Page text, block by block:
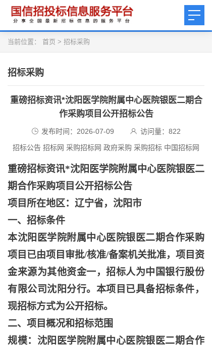
当前位置： 首页 > 招标采购
招标采购
重磅招标资讯*沈阳医学院附属中心医院银医二期合
作采购项目公开招标公告
发布时间：2026-07-09 访问量： 822
招标公告 招标网 采购招标网 政府采购 采购招标 中国招标网
重磅招标资讯*沈阳医学院附属中心医院银医二
期合作采购项目公开招标公告
项目所在地区：辽宁省，沈阳市
一、招标条件
本沈阳医学院附属中心医院银医二期合作采购
项目已由项目审批/核准/备案机关批准，项目资
金来源为其他资金一，招标人为中国银行股份
有限公司沈阳分行。本项目已具备招标条件，
现招标方式为公开招标。
二、项目概况和招标范围
规模：沈阳医学院附属中心医院银医二期合作